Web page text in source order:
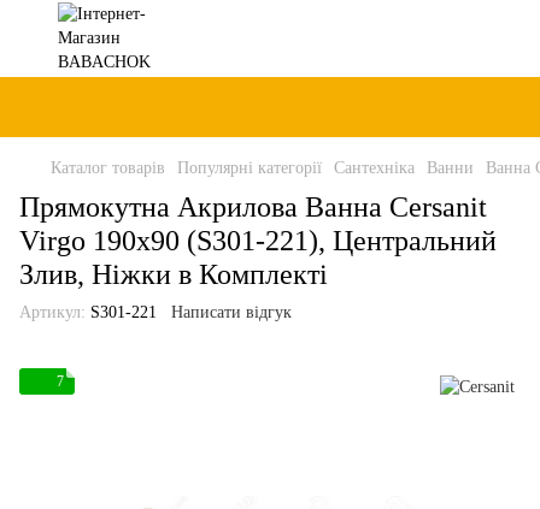
Каталог товарів Популярні категорії Сантехніка Ванни Ванна
Прямокутна Акрилова Ванна Cersanit
Virgo 190x90 (S301-221), Центральний
Злив, Ніжки в Комплекті
Артикул: S301-221 Написати відгук
7